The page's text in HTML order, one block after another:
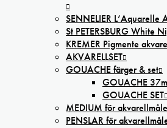
SENNELIER L’Aquarelle
St PETERSBURG White
KREMER Pigmente
AKVARELLSET
GOUACHE färger & set
GOUACHE
GOUACHE SET
MEDIUM för
PENSLAR för